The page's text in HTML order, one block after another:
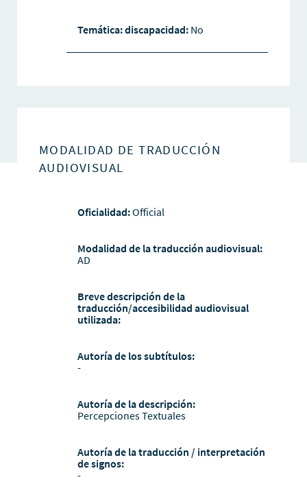
Temática: discapacidad: No
MODALIDAD DE TRADUCCIÓN
AUDIOVISUAL
Oficialidad:Official
Modalidad de la traducción audiovisual:
AD
Breve descripción de la
traducción/accesibilidad audiovisual
utilizada:
Autoría de los subtítulos:
-
Autoría de la descripción:
Percepciones Textuales
Autoría de la traducción / interpretación
de signos:
-